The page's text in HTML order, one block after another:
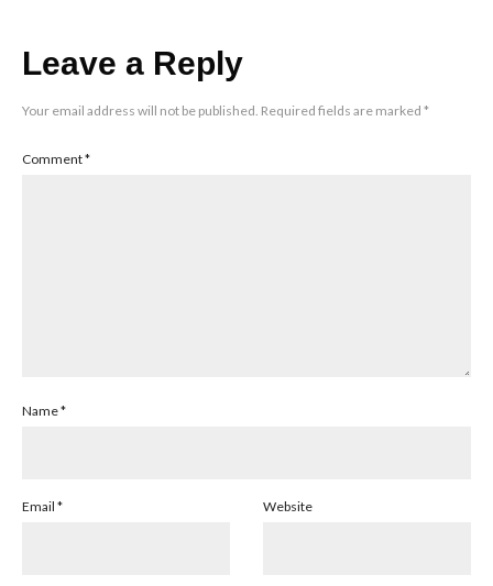
Leave a Reply
Your email address will not be published. Required fields are marked *
Comment*
Name*
Email * Website